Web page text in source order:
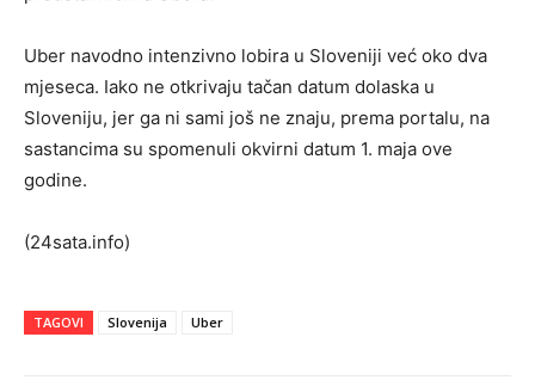
Uber navodno intenzivno lobira u Sloveniji već oko dva
mjeseca. Iako ne otkrivaju tačan datum dolaska u
Sloveniju, jer ga ni sami još ne znaju, prema portalu, na
sastancima su spomenuli okvirni datum 1. maja ove
godine.
(24sata.info)
TAGOVI Slovenija Uber